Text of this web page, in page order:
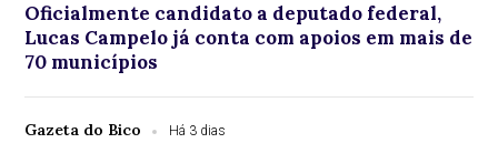
Oficialmente candidato a deputado federal,
Lucas Campelo já conta com apoios em mais de
70 municípios
Gazeta do Bico Há 3 dias